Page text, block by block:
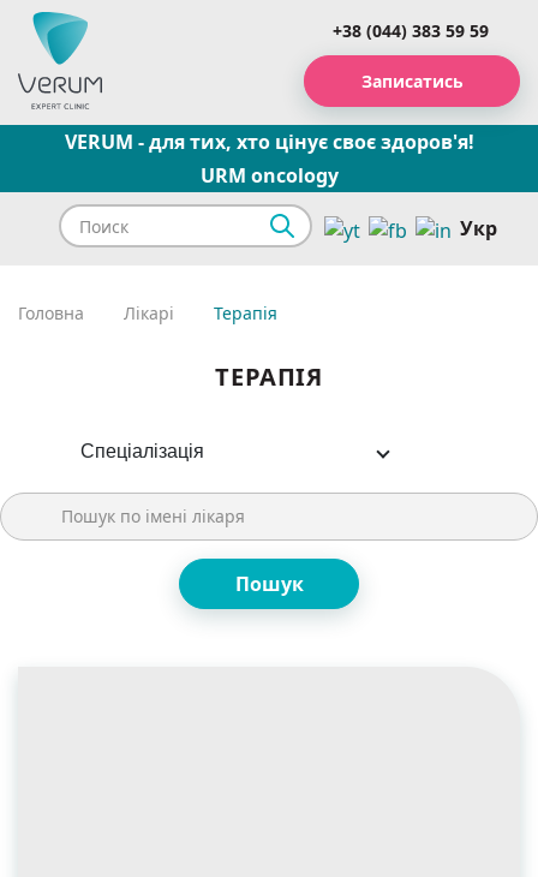
+38 (044) 383 59 59
Записатись
VERUM - для тих, хто цінує своє здоров'я!
URM oncology
Укр
Головна Лікарі Терапія
ТЕРАПІЯ
Спеціалізація
Пошук